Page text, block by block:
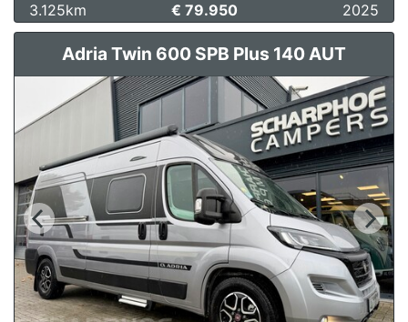
3.125km € 79.950 2025
Adria Twin 600 SPB Plus 140 AUT